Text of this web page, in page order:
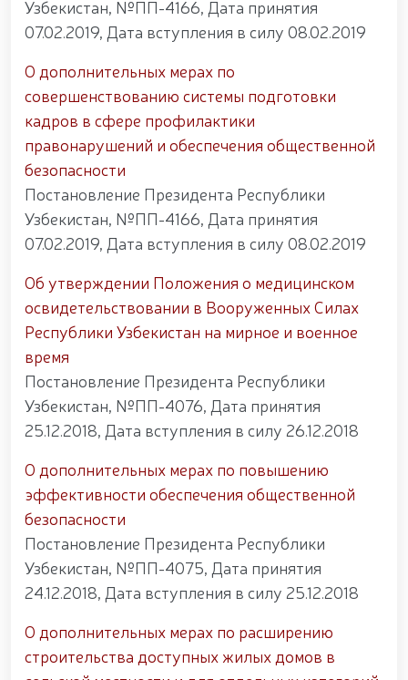
Наследие предков – источник национальной
гордости и патриотизма. //Генерал-полковник Б.
Ташматов ознакомился с деятельностью
Ташкентского военно-академического лицея
«Темурбеклар мактаби». // Командующий
Национальной гвардией, генерал-полковник Б.
Ташматов, побывал с рабочим визитом в
Сырдарьинской и Джизакской областях. //
Состоялась республиканская военно-научно-
практическая конференция на тему «Перспективы
развития науки и педагогических технологий в
системе военного образования». // Командующий
Национальной гвардией генерал-полковник Б.
Ташматов провёл первые адресные мероприятия в
Бухарской областях реализованы конкретные
меры по созданию безопасной среды и
обеспечению надёжной охраны общественного
порядка. // Приоритетные задачи в сфере
государственной молодёжной политики остаются
в центре постоянного внимания. // Генерал-
полковник Б. Ташматов избран председателем
Федерации рукопашного боя правоохранительных
органов Узбекистана. // Продолжается работа по
укреплению боевого потенциала личного состава
Национальной гвардии, повышению уровня
физической и моральной подготовки, а также
совершенствованию системы в соответствии с
современными требованиями. // Сотрудники,
посвятившие себя службе, были торжественно и с
почётом проведены на заслуженную пенсию //
Литературно-художественное мероприятие на
тему «Kitobxon harbiy oilalar» / / Мероприятия в
задержан разыскиваемый за совершение
преступления / / Состоялась премьера фильма
«Жасорат» / / В Национальной гвардии прошло
Узбекистан, №ПП-4166, Дата принятия
07.02.2019, Дата вступления в силу 08.02.2019
О дополнительных мерах по
совершенствованию системы подготовки
кадров в сфере профилактики
правонарушений и обеспечения общественной
безопасности
Постановление Президента Республики
Узбекистан, №ПП-4166, Дата принятия
07.02.2019, Дата вступления в силу 08.02.2019
Об утверждении Положения о медицинском
освидетельствовании в Вооруженных Силах
Республики Узбекистан на мирное и военное
время
Постановление Президента Республики
Узбекистан, №ПП-4076, Дата принятия
25.12.2018, Дата вступления в силу 26.12.2018
О дополнительных мерах по повышению
эффективности обеспечения общественной
безопасности
Постановление Президента Республики
Узбекистан, №ПП-4075, Дата принятия
24.12.2018, Дата вступления в силу 25.12.2018
О дополнительных мерах по расширению
строительства доступных жилых домов в